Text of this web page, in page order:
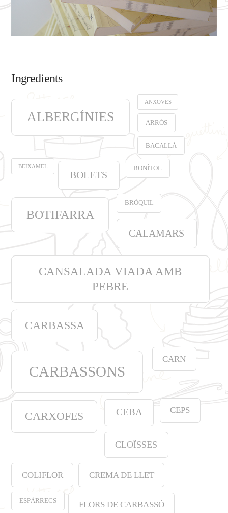
Ingredients
ALBERGÍNIES
ANXOVES
ARRÒS
BACALLÀ
BEIXAMEL
BOLETS
BONÍTOL
BOTIFARRA
BRÒQUIL
CALAMARS
CANSALADA VIADA AMB
PEBRE
CARBASSA
CARBASSONS
CARN
CARXOFES CEBA CEPS
CLOÏSSES
COLIFLOR CREMA DE LLET
ESPÀRRECS FLORS DE CARBASSÓ